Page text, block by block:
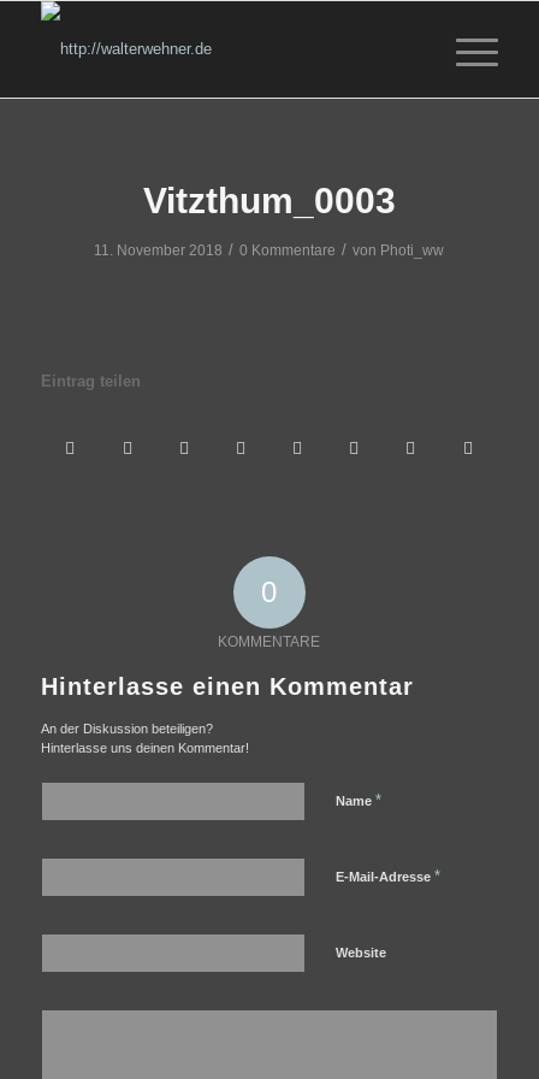
Vitzthum_0003
11. November 2018 / 0 Kommentare / von Photi_ww
Eintrag teilen
0
KOMMENTARE
Hinterlasse einen Kommentar
An der Diskussion beteiligen?
Hinterlasse uns deinen Kommentar!
Name *
E-Mail-Adresse *
Website